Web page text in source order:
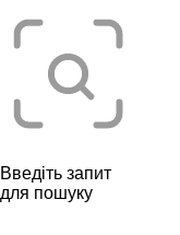
Введіть запит
для пошуку